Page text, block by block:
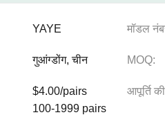
YAYE मॉडल
गुआंग्डोंग, चीन MOQ:
$4.00/pairs
100-1999 pairs
आपूर्ति